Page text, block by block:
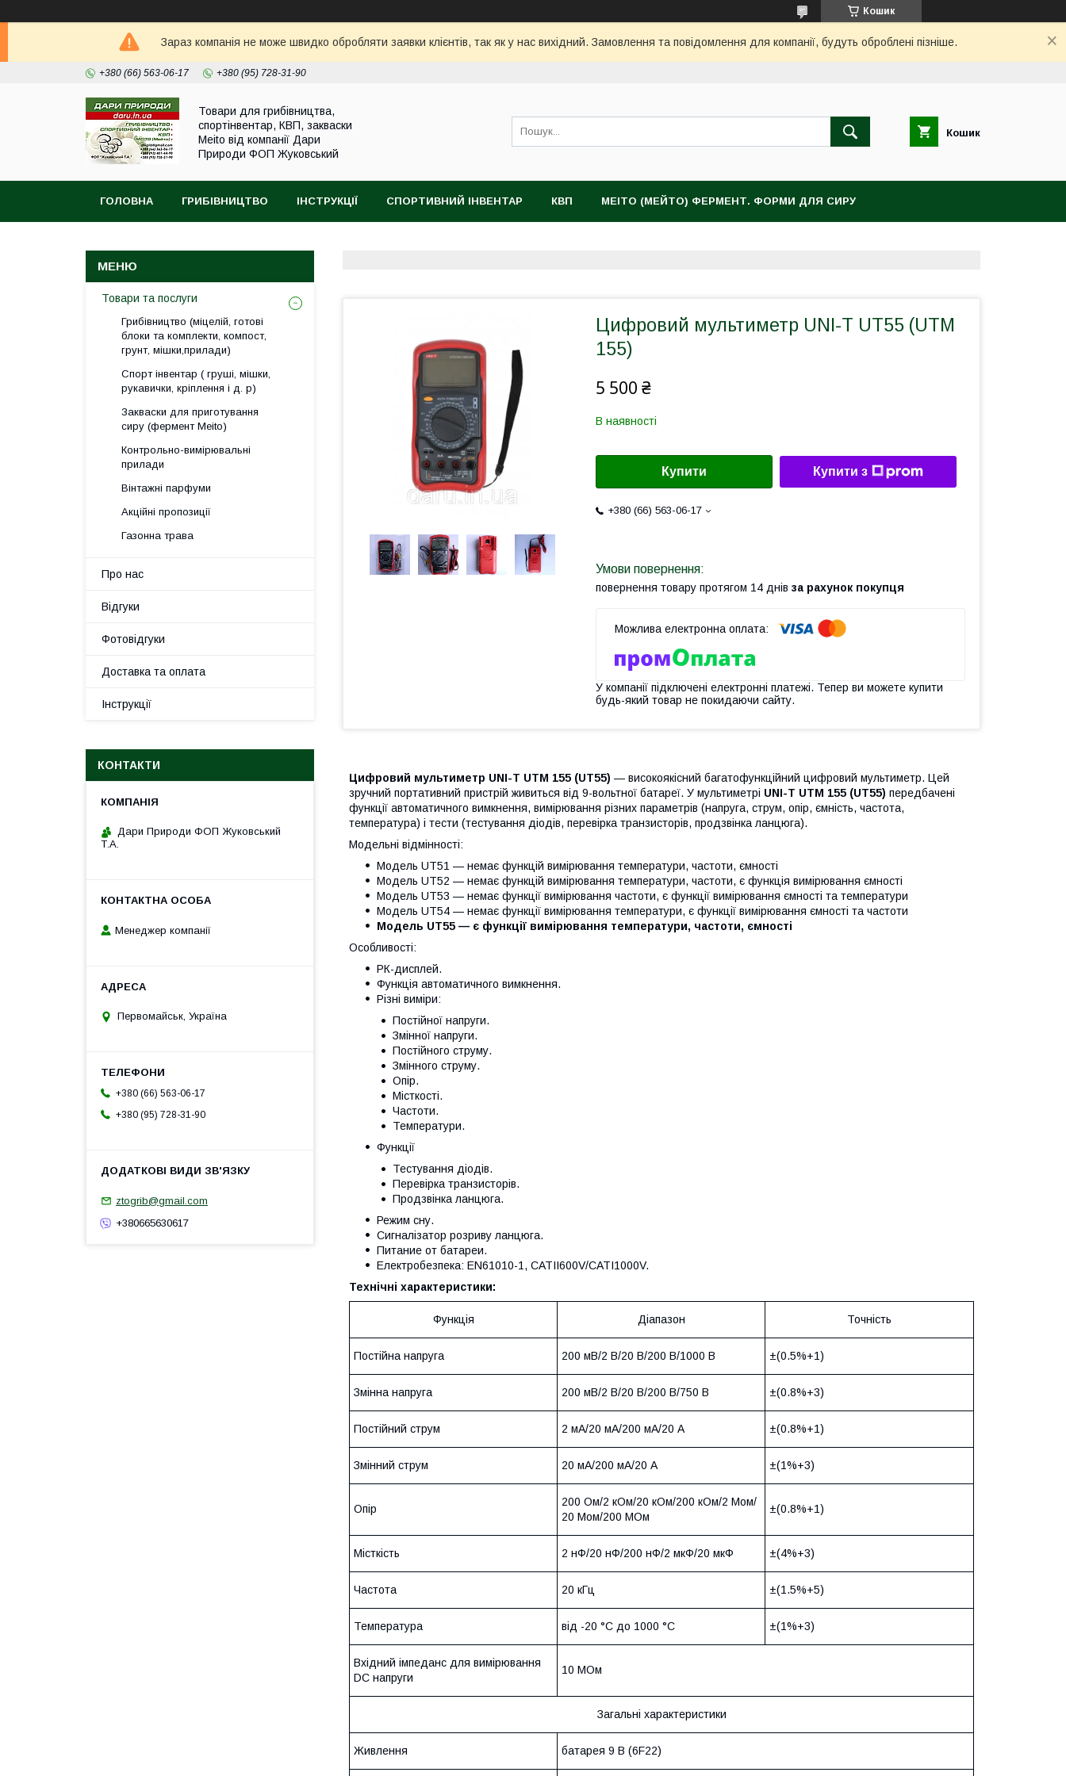
Кошик
Зараз компанія не може швидко обробляти заявки клієнтів, так як у нас вихідний. Замовлення та повідомлення для компанії, будуть оброблені пізніше.
+380 (66) 563-06-17 +380 (95) 728-31-90
Товари для грибівництва,
спортінвентар, КВП, закваски
Meito від компанії Дари
Природи ФОП Жуковський
Кошик
ГОЛОВНА ГРИБІВНИЦТВО ІНСТРУКЦІЇ СПОРТИВНИЙ ІНВЕНТАР КВП MEITO (МЕЙТО) ФЕРМЕНТ. ФОРМИ ДЛЯ СИРУ
Цифровий мультиметр UNI-T UT55 (UTM
155)
5 500 ₴
В наявності
Купити Купити з
+380 (66) 563-06-17
повернення товару протягом 14 днів за рахунок покупця
У компанії підключені електронні платежі. Тепер ви можете купити
будь-який товар не покидаючи сайту.
Цифровий мультиметр UNI-T UTM 155 (UT55) — високоякісний багатофункційний цифровий мультиметр. Цей
зручний портативний пристрій живиться від 9-вольтної батареї. У мультиметрі UNI-T UTM 155 (UT55) передбачені
функції автоматичного вимкнення, вимірювання різних параметрів (напруга, струм, опір, ємність, частота,
температура) і тести (тестування діодів, перевірка транзисторів, продзвінка ланцюга).
Модельні відмінності:
Модель UT51 — немає функцій вимірювання температури, частоти, ємності
Модель UT52 — немає функцій вимірювання температури, частоти, є функція вимірювання ємності
Модель UT53 — немає функції вимірювання частоти, є функції вимірювання ємності та температури
Модель UT54 — немає функції вимірювання температури, є функції вимірювання ємності та частоти
Модель UT55 — є функції вимірювання температури, частоти, ємності
Особливості:
РК-дисплей.
Функція автоматичного вимкнення.
Різні виміри:
Постійної напруги.
Змінної напруги.
Постійного струму.
Змінного струму.
Опір.
Місткості.
Частоти.
Температури.
Функції
Тестування діодів.
Перевірка транзисторів.
Продзвінка ланцюга.
Режим сну.
Сигналізатор розриву ланцюга.
Питание от батареи.
Електробезпека: EN61010-1, CATII600V/CATI1000V.
Технічні характеристики:
Функція Діапазон Точність
Постійна напруга 200 мВ/2 В/20 В/200 В/1000 В ±(0.5%+1)
Змінна напруга 200 мВ/2 В/20 В/200 В/750 В ±(0.8%+3)
Постійний струм 2 мА/20 мА/200 мА/20 A ±(0.8%+1)
Змінний струм 20 мА/200 мА/20 A ±(1%+3)
Опір
200 Ом/2 кОм/20 кОм/200 кОм/2 Мом/
20 Мом/200 МОм
±(0.8%+1)
Місткість 2 нФ/20 нФ/200 нФ/2 мкФ/20 мкФ ±(4%+3)
Частота 20 кГц ±(1.5%+5)
Температура від -20 °C до 1000 °C ±(1%+3)
Вхідний імпеданс для вимірювання
DC напруги
10 МОм
Загальні характеристики
Живлення батарея 9 В (6F22)
Товари та послуги
Грибівництво (міцелій, готові
блоки та комплекти, компост,
грунт, мішки,прилади)
Спорт інвентар ( груші, мішки,
рукавички, кріплення і д. р)
Закваски для приготування
сиру (фермент Meito)
Контрольно-вимірювальні
прилади
Вінтажні парфуми
Акційні пропозиції
Газонна трава
Про нас
Відгуки
Фотовідгуки
Доставка та оплата
Інструкції
КОНТАКТИ
Дари Природи ФОП Жуковський
Т.А.
Менеджер компанії
Первомайськ, Україна
+380 (66) 563-06-17
+380 (95) 728-31-90
ztogrib@gmail.com
+380665630617